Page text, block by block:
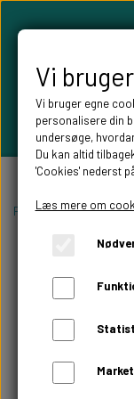
WILLOW
Forside Pynt til
Vi
Vi bruger egne
personalisere din
undersøge,
Du kan altid
'Cookies' nederst
Læs mere om